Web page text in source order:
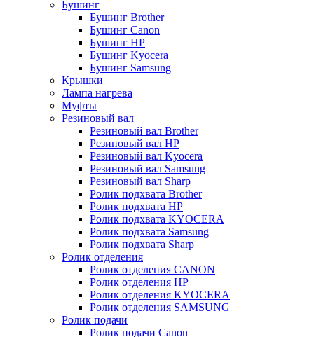
Бушинг
Бушинг Brother
Бушинг Canon
Бушинг HP
Бушинг Kyocera
Бушинг Samsung
Крышки
Лампа нагрева
Муфты
Резиновый вал
Резиновый вал Brother
Резиновый вал HP
Резиновый вал Kyocera
Резиновый вал Samsung
Резиновый вал Sharp
Ролик подхвата Brother
Ролик подхвата HP
Ролик подхвата KYOCERA
Ролик подхвата Samsung
Ролик подхвата Sharp
Ролик отделения
Ролик отделения CANON
Ролик отделения HP
Ролик отделения KYOCERA
Ролик отделения SAMSUNG
Ролик подачи
Ролик подачи Canon